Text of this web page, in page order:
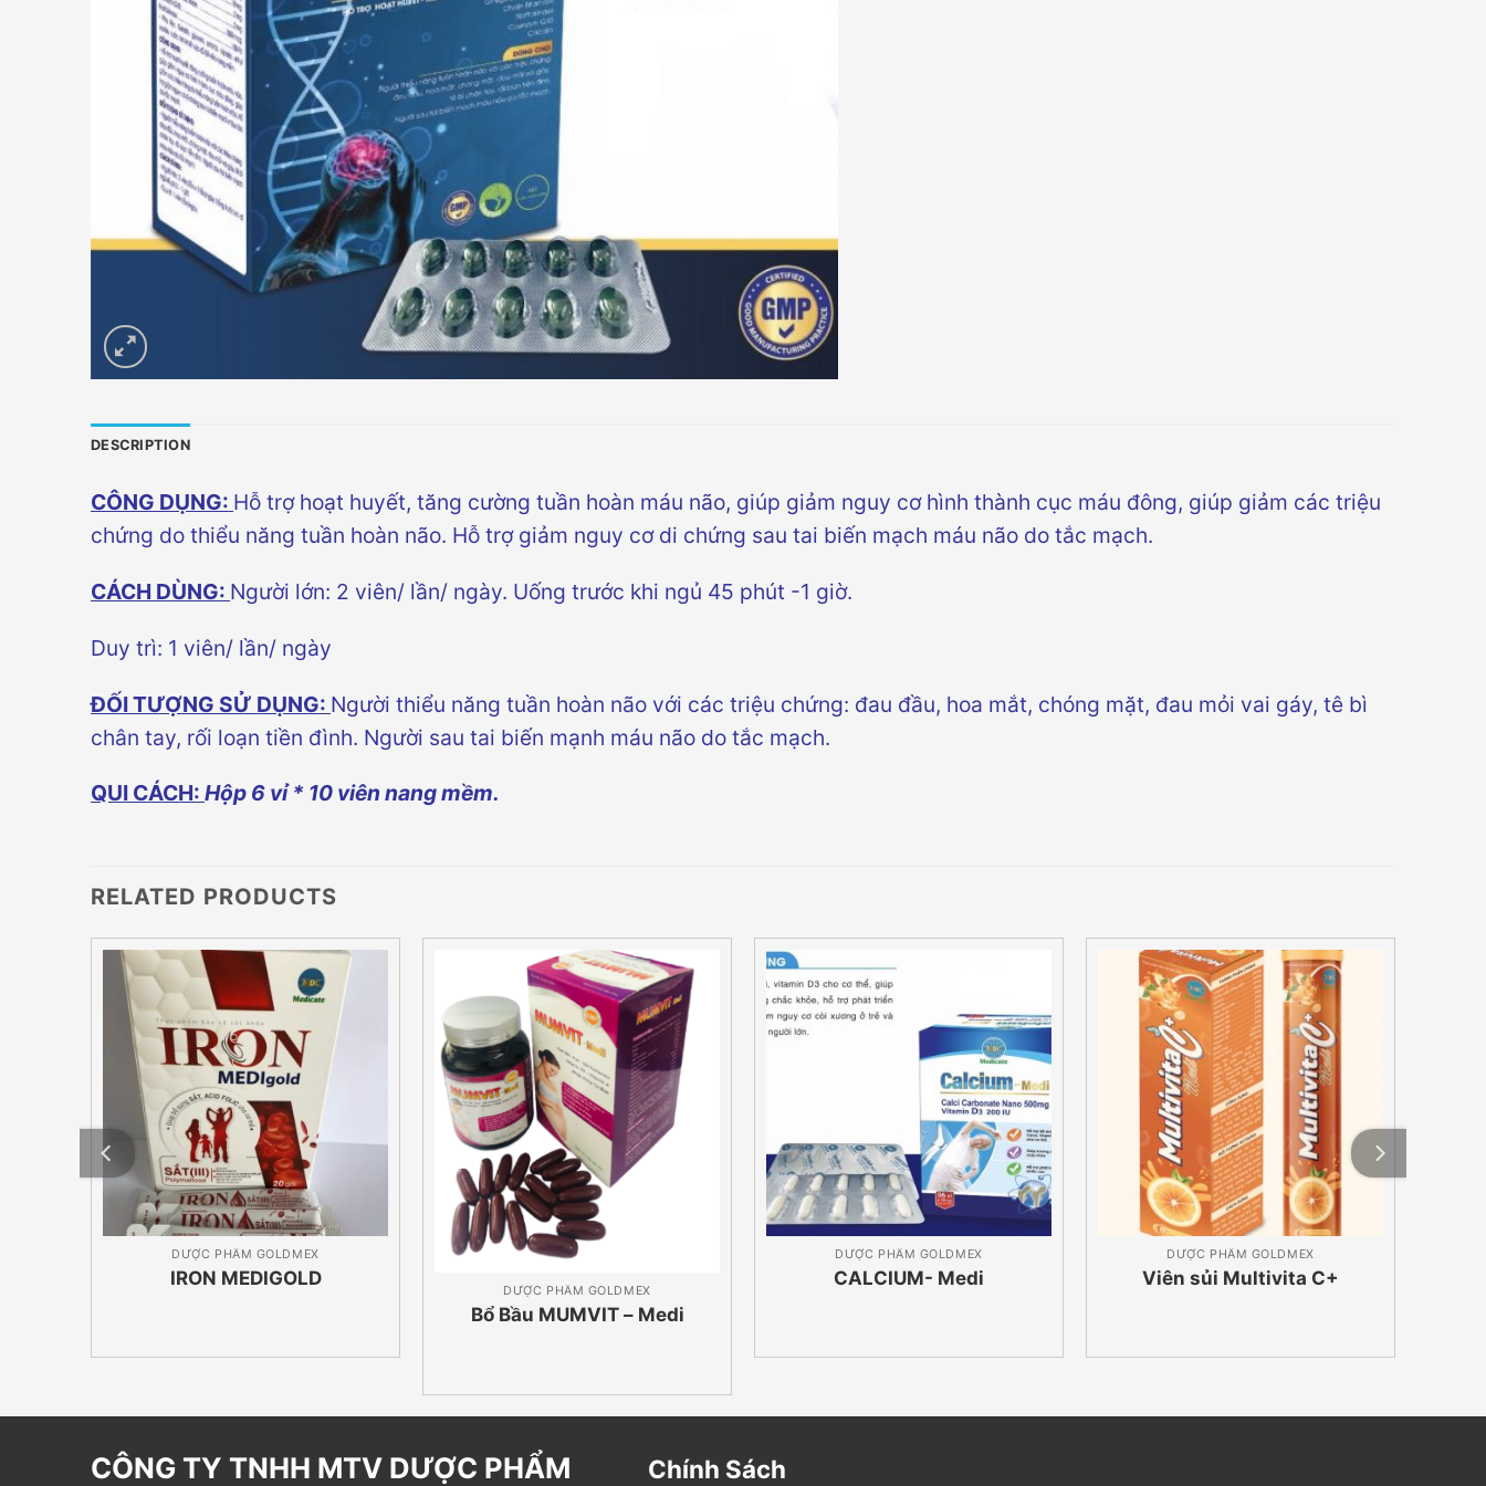
DESCRIPTION
CÔNG DỤNG: Hỗ trợ hoạt huyết, tăng cường tuần hoàn máu não, giúp giảm nguy cơ hình thành cục máu đông, giúp giảm các triệu
chứng do thiểu năng tuần hoàn não. Hỗ trợ giảm nguy cơ di chứng sau tai biến mạch máu não do tắc mạch.
CÁCH DÙNG: Người lớn: 2 viên/ lần/ ngày. Uống trước khi ngủ 45 phút -1 giờ.
Duy trì: 1 viên/ lần/ ngày
ĐỐI TƯỢNG SỬ DỤNG: Người thiểu năng tuần hoàn não với các triệu chứng: đau đầu, hoa mắt, chóng mặt, đau mỏi vai gáy, tê bì
chân tay, rối loạn tiền đình. Người sau tai biến mạnh máu não do tắc mạch.
QUI CÁCH: Hộp 6 vỉ * 10 viên nang mềm.
RELATED PRODUCTS
DƯỢC PHẨM GOLDMEX
IRON MEDIGOLD
DƯỢC PHẨM GOLDMEX
Bổ Bầu MUMVIT – Medi
DƯỢC PHẨM GOLDMEX
CALCIUM- Medi
DƯỢC PHẨM GOLDMEX
Viên sủi Multivita C+
CÔNG TY TNHH MTV DƯỢC PHẨM Chính Sách